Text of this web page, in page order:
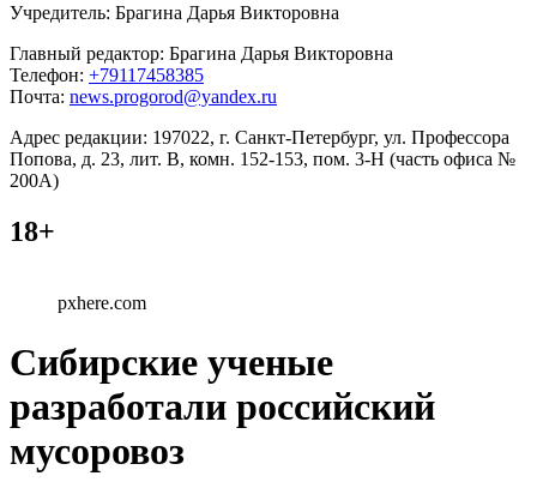
Учредитель: Брагина Дарья Викторовна
Главный редактор: Брагина Дарья Викторовна
Телефон: +79117458385
Почта: news.progorod@yandex.ru
Адрес редакции: 197022, г. Санкт-Петербург, ул. Профессора
Попова, д. 23, лит. В, комн. 152-153, пом. 3-Н (часть офиса №
200А)
18+
pxhere.com
Сибирские ученые
разработали российский
мусоровоз